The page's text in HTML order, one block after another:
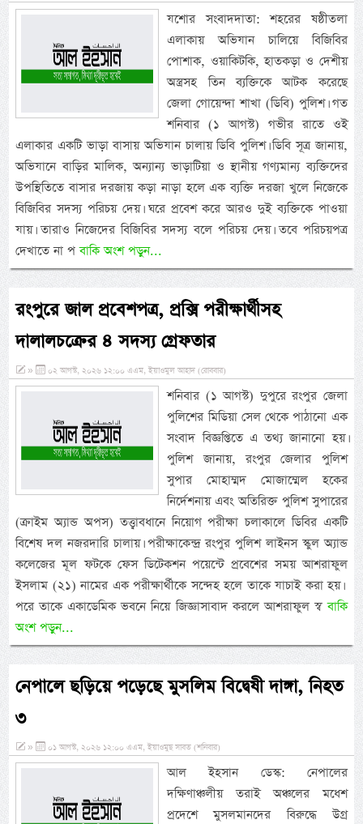
যশোর সংবাদদাতা: শহরের ষষ্ঠীতলা
এলাকায় অভিযান চালিয়ে বিজিবির
পোশাক, ওয়াকিটকি, হাতকড়া ও দেশীয়
অস্ত্রসহ তিন ব্যক্তিকে আটক করেছে
জেলা গোয়েন্দা শাখা (ডিবি) পুলিশ। গত
শনিবার (১ আগস্ট) গভীর রাতে ওই
এলাকার একটি ভাড়া বাসায় অভিযান চালায় ডিবি পুলিশ। ডিবি সূত্র জানায়,
অভিযানে বাড়ির মালিক, অন্যান্য ভাড়াটিয়া ও স্থানীয় গণ্যমান্য ব্যক্তিদের
উপস্থিতিতে বাসার দরজায় কড়া নাড়া হলে এক ব্যক্তি দরজা খুলে নিজেকে
বিজিবির সদস্য পরিচয় দেয়। ঘরে প্রবেশ করে আরও দুই ব্যক্তিকে পাওয়া
যায়। তারাও নিজেদের বিজিবির সদস্য বলে পরিচয় দেয়। তবে পরিচয়পত্র
দেখাতে না পবাকি অংশ পড়ুন...
রংপুরে জাল প্রবেশপত্র, প্রক্সি পরীক্ষার্থীসহ
দালালচক্রের ৪ সদস্য গ্রেফতার
» ০২ আগস্ট, ২০২৬ ১২:০০ এএম, ইয়াওমুল আহাদ (রোববার)
শনিবার (১ আগস্ট) দুপুরে রংপুর জেলা
পুলিশের মিডিয়া সেল থেকে পাঠানো এক
সংবাদ বিজ্ঞপ্তিতে এ তথ্য জানানো হয়।
পুলিশ জানায়, রংপুর জেলার পুলিশ
সুপার মোহাম্মদ মোজাম্মেল হকের
নির্দেশনায় এবং অতিরিক্ত পুলিশ সুপারের
(ক্রাইম অ্যান্ড অপস) তত্ত্বাবধানে নিয়োগ পরীক্ষা চলাকালে ডিবির একটি
বিশেষ দল নজরদারি চালায়। পরীক্ষাকেন্দ্র রংপুর পুলিশ লাইনস স্কুল অ্যান্ড
কলেজের মূল ফটকে ফেস ডিটেকশন পয়েন্টে প্রবেশের সময় আশরাফুল
ইসলাম (২১) নামের এক পরীক্ষার্থীকে সন্দেহ হলে তাকে যাচাই করা হয়। ‎
‎পরে তাকে একাডেমিক ভবনে নিয়ে জিজ্ঞাসাবাদ করলে আশরাফুল স্ববাকি
অংশ পড়ুন...
নেপালে ছড়িয়ে পড়েছে মুসলিম বিদ্বেষী দাঙ্গা, নিহত
৩
» ০১ আগস্ট, ২০২৬ ১২:০০ এএম, ইয়াওমুছ সাবত (শনিবার)
আল ইহসান ডেস্ক: নেপালের
দক্ষিণাঞ্চলীয় তরাই অঞ্চলের মধেশ
প্রদেশে মুসলমানদের বিরুদ্ধে উগ্র